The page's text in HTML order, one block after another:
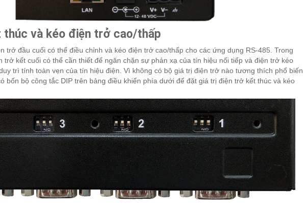
và kéo điện trở cao/thấp
trở đầu cuối có thể điều chỉnh và kéo điện trở cao/thấp cho các ứng dụng RS-485. Trong
trở kết cuối có thể cần thiết để ngăn chặn sự phản xạ của tín hiệu nối tiếp và điện trở kéo
trì tính toàn vẹn của tín hiệu điện. Vì không có bộ giá trị điện trở nào tương thích phổ biến
bốn bộ công tắc DIP trên bảng điều khiển phía dưới để đặt giá trị điện trở kết thúc và kéo